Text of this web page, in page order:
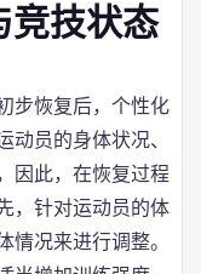
竞技状态
步恢复后，个性化
动员的身体状况、
因此，在恢复过程
，针对运动员的体
情况来进行调整。